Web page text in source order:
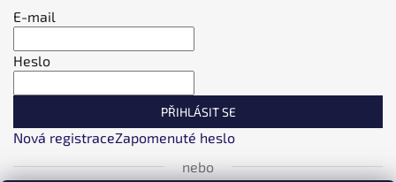
E-mail
Heslo
PŘIHLÁSIT SE
Nová registraceZapomenuté heslo
nebo